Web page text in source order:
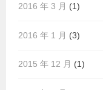
2016 年 3 月 (1)
2016 年 1 月 (3)
2015 年 12 月 (1)